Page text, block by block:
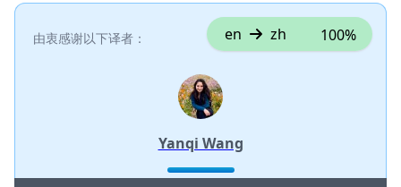
由衷感谢以下译者： en zh 100%
Yanqi Wang